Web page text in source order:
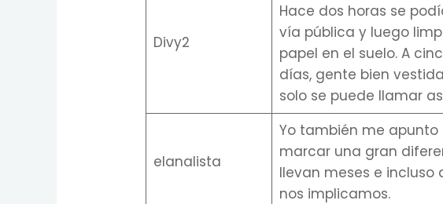
Divy2
Hace dos horas se
vía pública y luego
papel en el suelo. A
días, gente bien
solo se puede llamar
elanalista
Yo también me
marcar una gran
llevan meses e incluso
nos implicamos.